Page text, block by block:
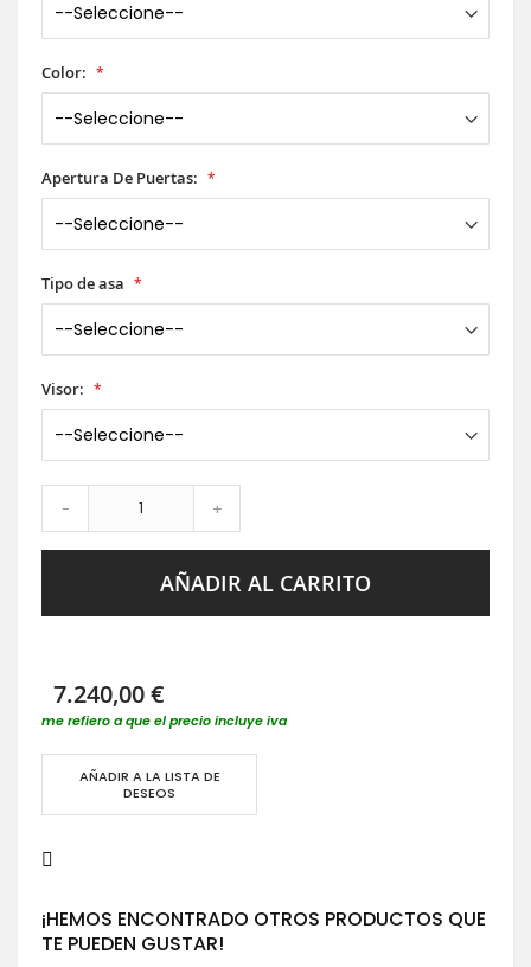
Color:
Apertura De Puertas:
Tipo de asa
Visor:
- +
AÑADIR AL CARRITO
7.240,00 €
me refiero a que el precio incluye iva
AÑADIR A LA LISTA DE
DESEOS
¡HEMOS ENCONTRADO OTROS PRODUCTOS QUE
TE PUEDEN GUSTAR!